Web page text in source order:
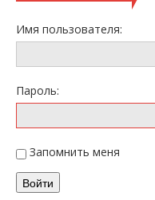
Имя пользователя:
Пароль:
Запомнить меня
Войти